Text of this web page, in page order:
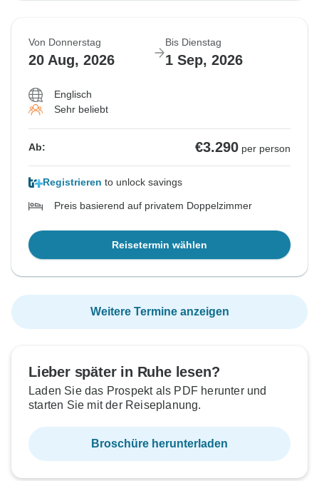
Von Donnerstag
20 Aug, 2026
Bis Dienstag
1 Sep, 2026
Englisch
Sehr beliebt
Ab: €3.290 per person
Registrieren to unlock savings
Preis basierend auf privatem Doppelzimmer
Reisetermin wählen
Weitere Termine anzeigen
Lieber später in Ruhe lesen?
Laden Sie das Prospekt als PDF herunter und
starten Sie mit der Reiseplanung.
Broschüre herunterladen